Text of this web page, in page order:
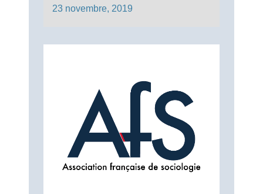
23 novembre, 2019